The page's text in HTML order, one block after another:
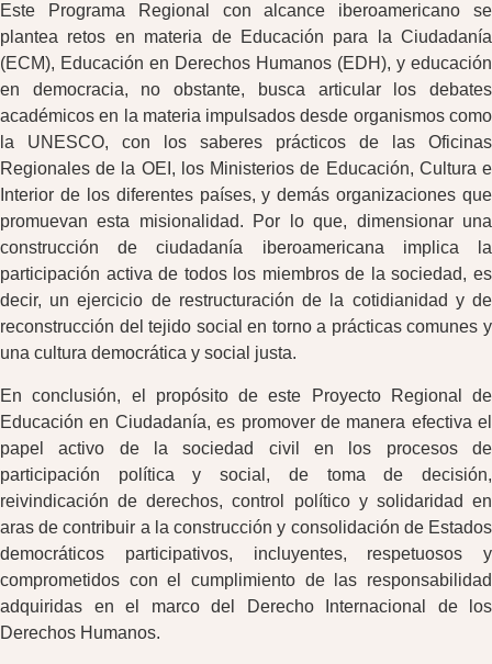
Este Programa Regional con alcance iberoamericano se
plantea retos en materia de Educación para la Ciudadanía
(ECM), Educación en Derechos Humanos (EDH), y educación
en democracia, no obstante, busca articular los debates
académicos en la materia impulsados desde organismos como
la UNESCO, con los saberes prácticos de las Oficinas
Regionales de la OEI, los Ministerios de Educación, Cultura e
Interior de los diferentes países, y demás organizaciones que
promuevan esta misionalidad. Por lo que, dimensionar una
construcción de ciudadanía iberoamericana implica la
participación activa de todos los miembros de la sociedad, es
decir, un ejercicio de restructuración de la cotidianidad y de
reconstrucción del tejido social en torno a prácticas comunes y
una cultura democrática y social justa.
En conclusión, el propósito de este Proyecto Regional de
Educación en Ciudadanía, es promover de manera efectiva el
papel activo de la sociedad civil en los procesos de
participación política y social, de toma de decisión,
reivindicación de derechos, control político y solidaridad en
aras de contribuir a la construcción y consolidación de Estados
democráticos participativos, incluyentes, respetuosos y
comprometidos con el cumplimiento de las responsabilidad
adquiridas en el marco del Derecho Internacional de los
Derechos Humanos.